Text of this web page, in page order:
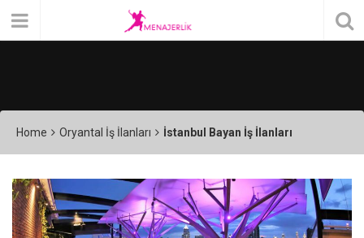
Home Oryantal İş İlanları İstanbul Bayan İş İlanları